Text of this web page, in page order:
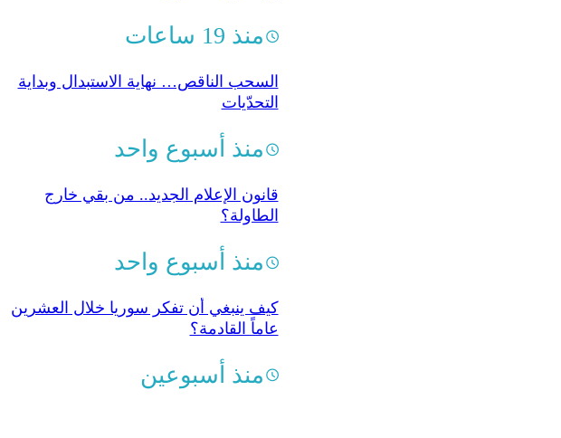
منذ 19 ساعات
السحب الناقص… نهاية الاستبدال وبداية
التحدّيات
منذ أسبوع واحد
قانون الإعلام الجديد.. من بقي خارج
الطاولة؟
منذ أسبوع واحد
كيف ينبغي أن تفكر سوريا خلال العشرين
عاماً القادمة؟
منذ أسبوعين